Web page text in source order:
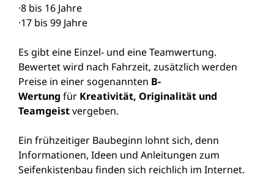
·8 bis 16 Jahre
·17 bis 99 Jahre
Es gibt eine Einzel- und eine Teamwertung.
Bewertet wird nach Fahrzeit, zusätzlich werden
Preise in einer sogenannten B-
Wertung für Kreativität, Originalität und
Teamgeistvergeben.
Ein frühzeitiger Baubeginn lohnt sich, denn
Informationen, Ideen und Anleitungen zum
Seifenkistenbau finden sich reichlich im Internet.